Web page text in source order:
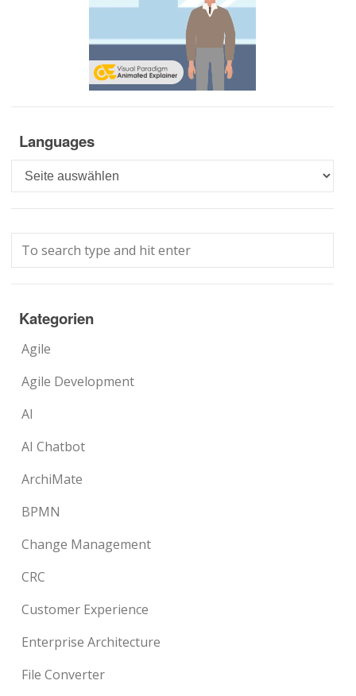
Languages
Languages
Kategorien
Agile
Agile Development
AI
AI Chatbot
ArchiMate
BPMN
Change Management
CRC
Customer Experience
Enterprise Architecture
File Converter